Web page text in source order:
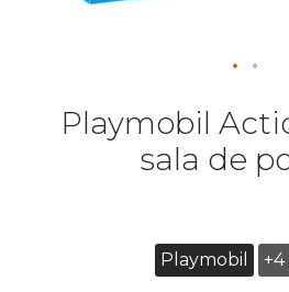
Playmobil
sala de
Playmobil